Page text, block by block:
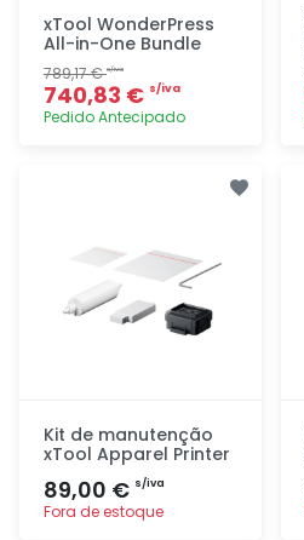
xTool WonderPress
All-in-One Bundle
789,17 €s/iva
740,83 € s/iva
Pedido Antecipado
Kit de manutenção
xTool Apparel Printer
89,00 € s/iva
Fora de estoque